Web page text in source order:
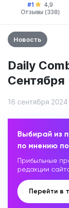
#1
4,9
Отзывы (338)
Новость
Daily
Сентября
16 сентября 2024
Выбирай из
по мнению
Прибыльные
редакции
Перейти в